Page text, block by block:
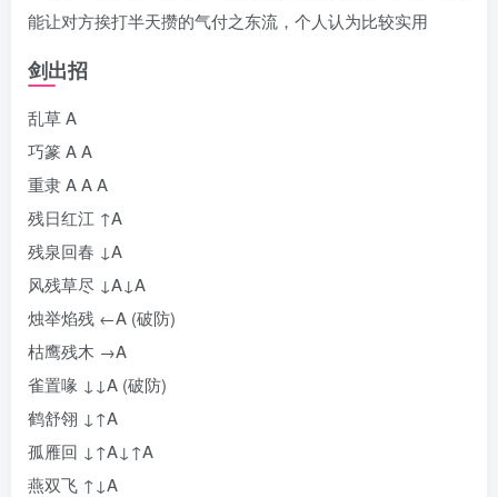
能让对方挨打半天攒的气付之东流，个人认为比较实用
剑出招
乱草 A
巧篆 A A
重隶 A A A
残日红江 ↑A
残泉回春 ↓A
风残草尽 ↓A↓A
烛举焰残 ←A (破防)
枯鹰残木 →A
雀置喙 ↓↓A (破防)
鹤舒翎 ↓↑A
孤雁回 ↓↑A↓↑A
燕双飞 ↑↓A